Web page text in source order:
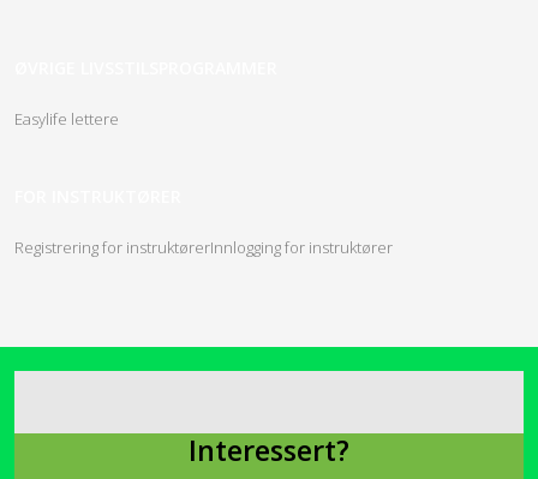
Easylife lettere
Registrering for instruktørerInnlogging for instruktører
Interessert?